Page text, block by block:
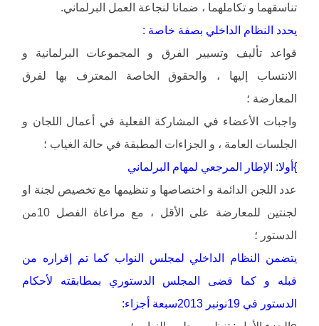
تناسقهما و تكاملهما ، ضمانا لنجاعة العمل البرلماني.
يحدد النظام الداخلي بصفة خاصة :
قواعد تأليف وتسيير الفرق و المجموعات البرلمانية و
الانتساب إليها ، والحقوق الخاصة المعترف بها لفرق
المعارضة ؛
واجبات الأعضاء في المشاركة الفعلية في أعمال اللجان و
الجلسات العامة ، و الجزاءات المطبقة في حالة الغياب ؛
}أولا: الإطار المرجعي لمهام البرلماني
عدد اللجن الدائمة و اختصاصها و تنظيمها مع تخصيص لجنة او
لجنتين للمعارضة على الأقل ، مع مراعاة الفصل 10من
الدستور ؛
يتضمن النظام الداخلي لمجلس النواب كما تم إقراره من
قبله و كما قضى المجلس الدستوري بمطابقته لأحكام
الدستور في 19نونبر 2013سبعة أجزاء: